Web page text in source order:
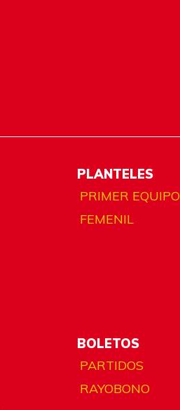
PLANTELES
PRIMER EQUIPO
FEMENIL
BOLETOS
PARTIDOS
RAYOBONO